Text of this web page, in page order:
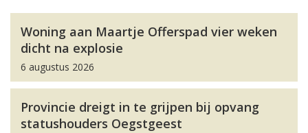
Woning aan Maartje Offerspad vier weken
dicht na explosie
6 augustus 2026
Provincie dreigt in te grijpen bij opvang
statushouders Oegstgeest